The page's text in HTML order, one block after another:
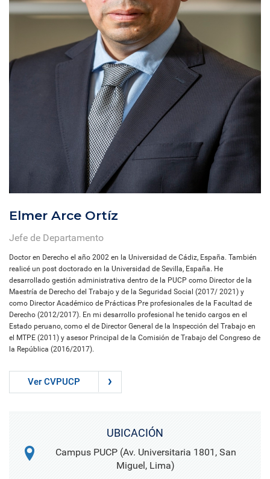
Elmer Arce Ortíz
Jefe de Departamento
Doctor en Derecho el año 2002 en la Universidad de Cádiz, España. También
realicé un post doctorado en la Universidad de Sevilla, España. He
desarrollado gestión administrativa dentro de la PUCP como Director de la
Maestría de Derecho del Trabajo y de la Seguridad Social (2017/ 2021) y
como Director Académico de Prácticas Pre profesionales de la Facultad de
Derecho (2012/2017). En mi desarrollo profesional he tenido cargos en el
Estado peruano, como el de Director General de la Inspección del Trabajo en
el MTPE (2011) y asesor Principal de la Comisión de Trabajo del Congreso de
la República (2016/2017).
Ver CVPUCP
UBICACIÓN
Campus PUCP (Av. Universitaria 1801, San
Miguel, Lima)